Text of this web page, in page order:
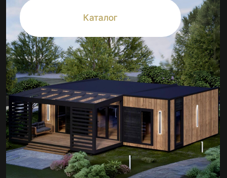
Строим только из древесины
камерной сушки
1 день — срок установки
модульной бани или дома